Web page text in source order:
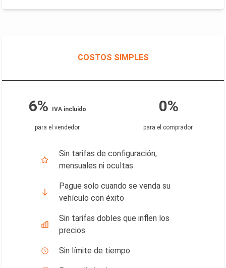
COSTOS SIMPLES
6% IVA incluido 0%
para el vendedor. para el comprador.
Sin tarifas de configuración,
mensuales ni ocultas
Pague solo cuando se venda su
vehículo con éxito
Sin tarifas dobles que inflen los
precios
Sin límite de tiempo